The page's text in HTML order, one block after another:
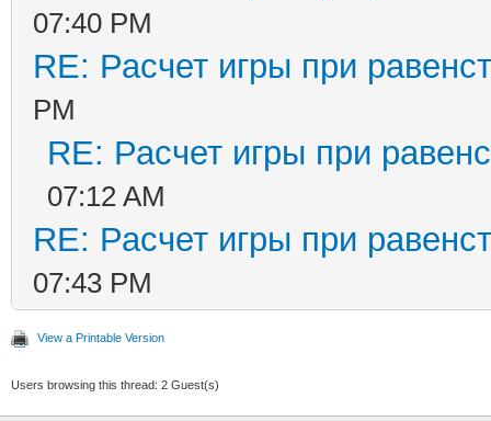
07:40 PM
RE: Расчет игры при
PM
RE: Расчет игры при
07:12 AM
RE: Расчет игры при
07:43 PM
View a Printable Version
Users browsing this thread: 2 Guest(s)